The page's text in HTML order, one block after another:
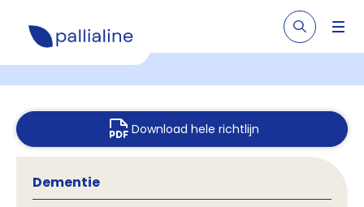
Download hele richtlijn
Dementie